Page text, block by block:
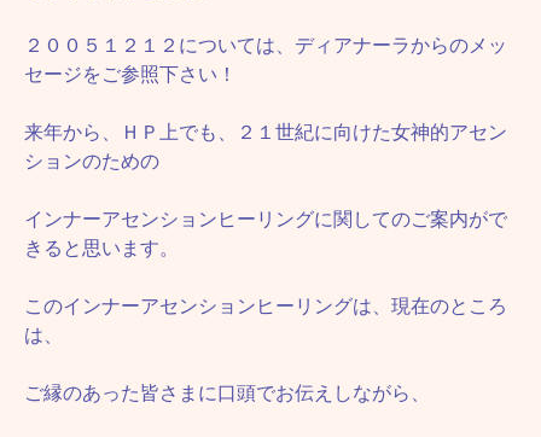
２００５１２１２については、ディアナーラからのメッ
セージをご参照下さい！
来年から、ＨＰ上でも、２１世紀に向けた女神的アセン
ションのための
インナーアセンションヒーリングに関してのご案内がで
きると思います。
このインナーアセンションヒーリングは、現在のところ
は、
ご縁のあった皆さまに口頭でお伝えしながら、